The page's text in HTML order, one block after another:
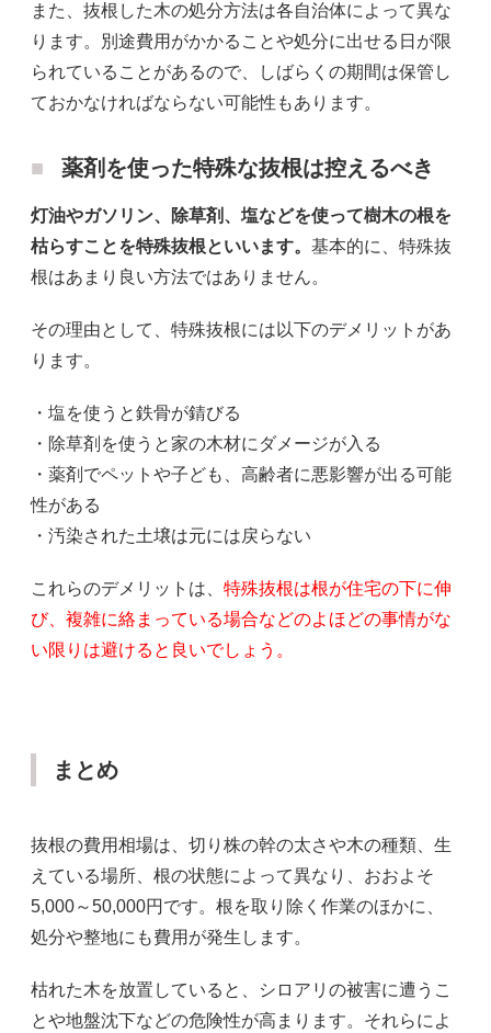
また、抜根した木の処分方法は各自治体によって異な
ります。別途費用がかかることや処分に出せる日が限
られていることがあるので、しばらくの期間は保管し
ておかなければならない可能性もあります。
薬剤を使った特殊な抜根は控えるべき
灯油やガソリン、除草剤、塩などを使って樹木の根を
枯らすことを特殊抜根といいます。 基本的に、特殊抜
根はあまり良い方法ではありません。
その理由として、特殊抜根には以下のデメリットがあ
ります。
・塩を使うと鉄骨が錆びる
・除草剤を使うと家の木材にダメージが入る
・薬剤でペットや子ども、高齢者に悪影響が出る可能
性がある
・汚染された土壌は元には戻らない
これらのデメリットは、 特殊抜根は根が住宅の下に伸
び、複雑に絡まっている場合などのよほどの事情がな
い限りは避けると良いでしょう。
まとめ
抜根の費用相場は、切り株の幹の太さや木の種類、生
えている場所、根の状態によって異なり、おおよそ
5,000～50,000円です。根を取り除く作業のほかに、
処分や整地にも費用が発生します。
枯れた木を放置していると、シロアリの被害に遭うこ
とや地盤沈下などの危険性が高まります。それらによ